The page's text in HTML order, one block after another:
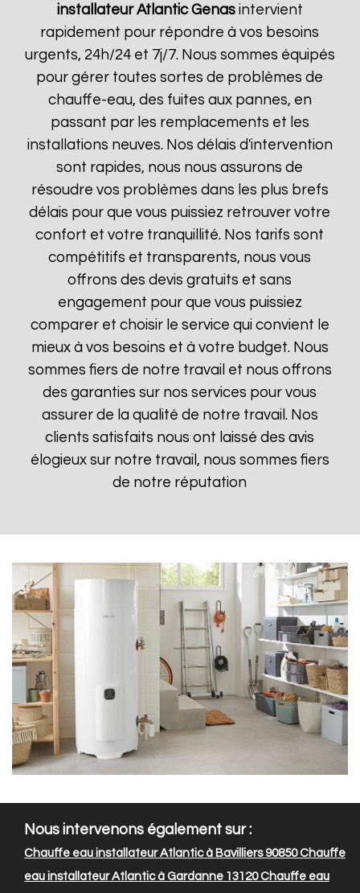
installateur Atlantic Genasintervient
rapidement pour répondre à vos besoins
urgents, 24h/24 et 7j/7. Nous sommes équipés
pour gérer toutes sortes de problèmes de
chauffe-eau, des fuites aux pannes, en
passant par les remplacements et les
installations neuves. Nos délais d'intervention
sont rapides, nous nous assurons de
résoudre vos problèmes dans les plus brefs
délais pour que vous puissiez retrouver votre
confort et votre tranquillité. Nos tarifs sont
compétitifs et transparents, nous vous
offrons des devis gratuits et sans
engagement pour que vous puissiez
comparer et choisir le service qui convient le
mieux à vos besoins et à votre budget. Nous
sommes fiers de notre travail et nous offrons
des garanties sur nos services pour vous
assurer de la qualité de notre travail. Nos
clients satisfaits nous ont laissé des avis
élogieux sur notre travail, nous sommes fiers
de notre réputation
Nous intervenons également sur :
Chauffe eau installateur Atlantic à Bavilliers 90850Chauffe
eau installateur Atlantic à Gardanne 13120Chauffe eau